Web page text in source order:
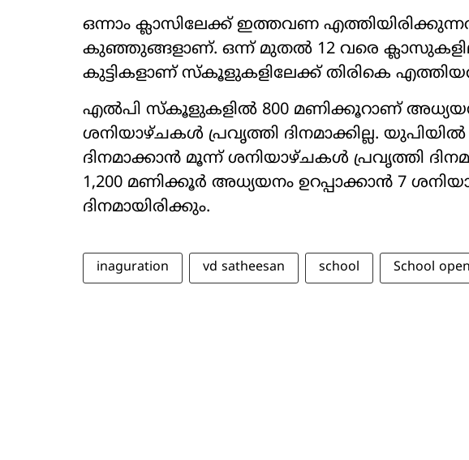
ഒന്നാം ക്ലാസിലേക്ക് ഇത്തവണ
കുഞ്ഞുങ്ങളാണ്. ഒന്ന് മുതല്‍ 12 വരെ
കുട്ടികളാണ് സ്‌കൂളുകളിലേക്ക് തിരികെ
എല്‍പി സ്‌കൂളുകളില്‍ 800 മണിക്കൂറാണ്
ശനിയാഴ്ചകള്‍ പ്രവൃത്തി ദിനമാക്കില്ല.
ദിനമാക്കാന്‍ മൂന്ന് ശനിയാഴ്ചകള്‍ പ്രവൃത്തി
1,200 മണിക്കൂര്‍ അധ്യ​യനം ഉറപ്പാക്കാന്‍ 7
ദിനമായിരിക്കും.
inaguration vd satheesan school School